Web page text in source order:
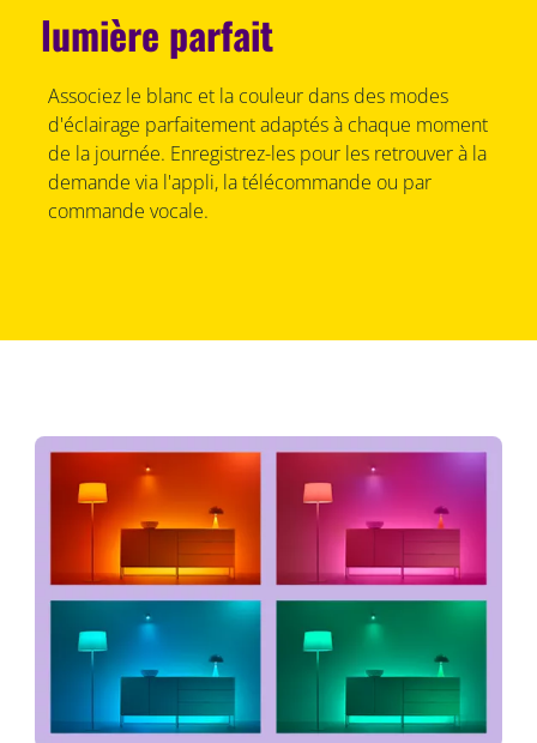
lumière parfait
Associez le blanc et la couleur dans des modes
d'éclairage parfaitement adaptés à chaque moment
de la journée. Enregistrez-les pour les retrouver à la
demande via l'appli, la télécommande ou par
commande vocale.